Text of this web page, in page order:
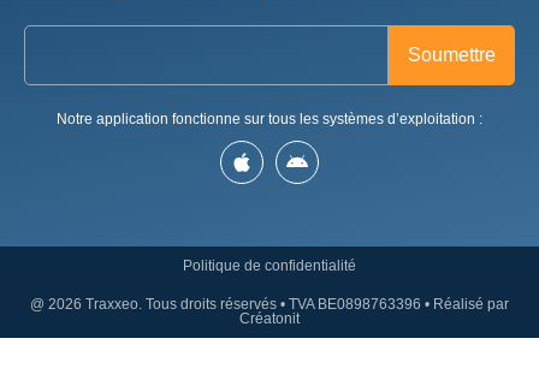
Notre application fonctionne sur tous les systèmes d’exploitation :
@ 2026 Traxxeo. Tous droits réservés • TVA BE0898763396 • Réalisé par
Créatonit
Politique de confidentialité